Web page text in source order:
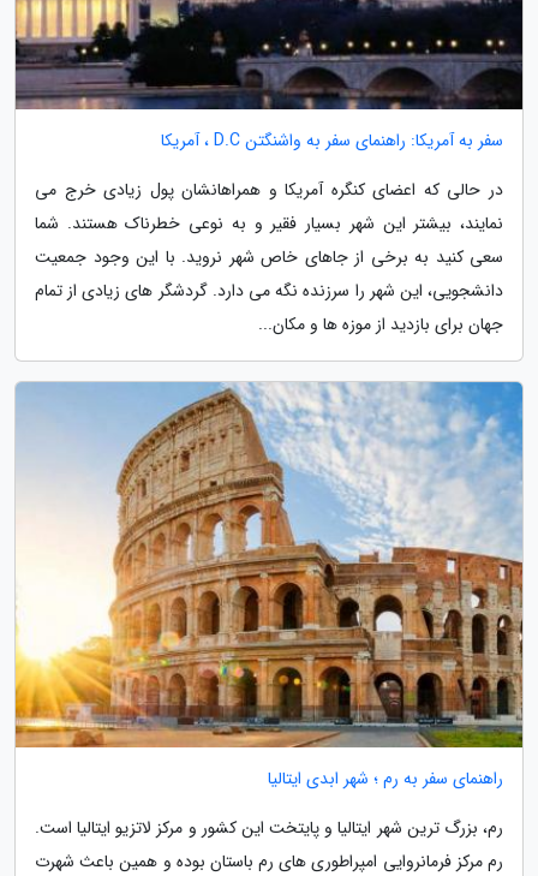
سفر به آمریکا: راهنمای سفر به واشنگتن D.C ، آمریکا
در حالی که اعضای کنگره آمریکا و همراهانشان پول زیادی خرج می
نمایند، بیشتر این شهر بسیار فقیر و به نوعی خطرناک هستند. شما
سعی کنید به برخی از جاهای خاص شهر نروید. با این وجود جمعیت
دانشجویی، این شهر را سرزنده نگه می دارد. گردشگر های زیادی از تمام
جهان برای بازدید از موزه ها و مکان...
راهنمای سفر به رم ؛ شهر ابدی ایتالیا
رم، بزرگ ترین شهر ایتالیا و پایتخت این کشور و مرکز لاتزیو ایتالیا است.
رم مرکز فرمانروایی امپراطوری های رم باستان بوده و همین باعث شهرت